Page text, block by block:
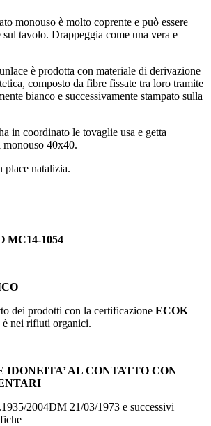
monouso è molto coprente e può essere
tavolo. Drappeggia come una vera e
è prodotta con materiale di derivazione
composto da fibre fissate tra loro tramite
bianco e successivamente stampato sulla
in coordinato le tovaglie usa e getta
40x40.
place natalizia.
MC14-1054
dei prodotti con la certificazione ECOK
è nei rifiuti organici.
AL CONTATTO CON
2004DM 21/03/1973 e successivi